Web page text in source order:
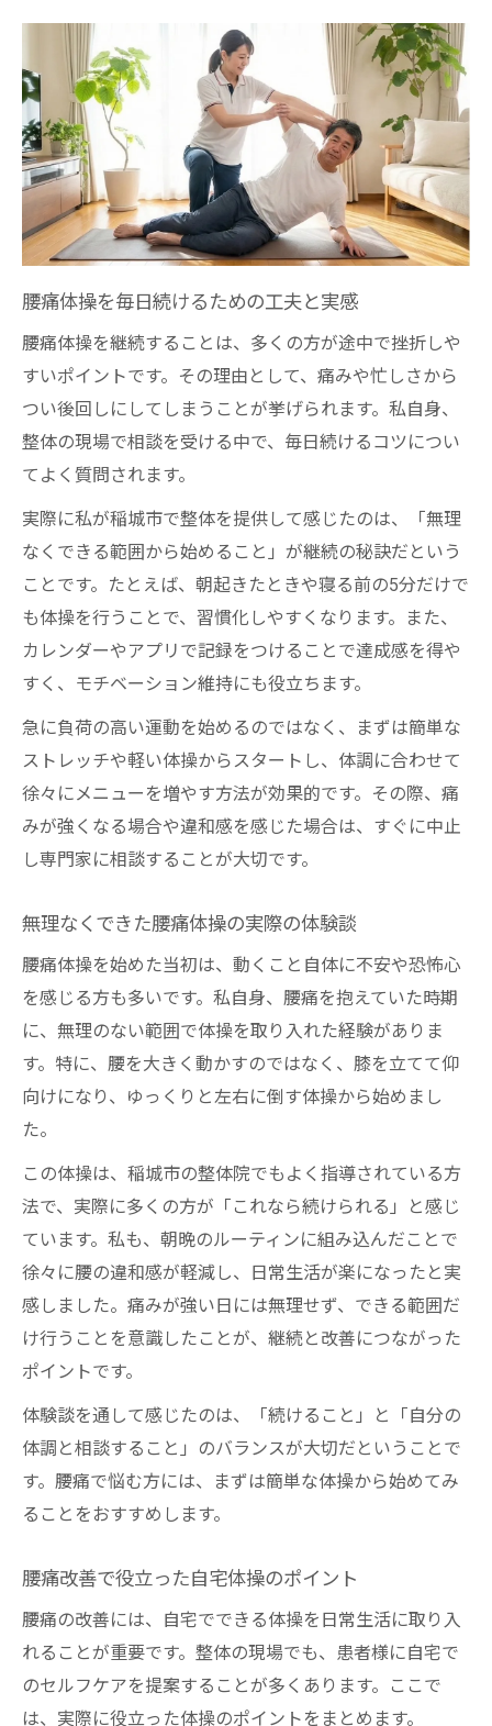
整体の現場で感じた腰痛体操の安全な進め
方
腰痛への配慮を忘れない体操選びの心構え
腰痛体操で避けたい動きと実体験による発
見
体験談から考える腰痛体操のリスク回避法
腰痛時に実践したストレッチの感想と変化
腰痛に優しいストレッチを試した体験談紹
介
実際に続けて分かった腰痛ストレッチの注
意
腰痛対策で試した自宅ストレッチのコツ
腰痛体操として役立ったストレッチの工夫
例
稲城市の現場で寄せられた腰痛の声と工夫例
整体現場で感じる腰痛体操の悩みとヒント
現場で寄せられた腰痛体操の工夫ポイント
痛み悪化を防ぐ体操選びのポイントを解説
腰痛を悪化させない体操選びの体験談から
整体目線で考える腰痛体操のリスク回避法
腰痛が心配なときの体操選びと私の実感
痛みを増やさない腰痛体操の注意点と体験
談
腰痛時の体操で気をつけたポイントの紹介
腰痛体操と整体的視点からみた安心のコツ
体験
整体的視点で考える腰痛体操の続け方のコ
ツ
整体を通して感じた腰痛体操の安心ポイン
腰痛体操を毎日続けるための工夫と実感
腰痛体操を継続することは、多くの方が途中で挫折しや
すいポイントです。その理由として、痛みや忙しさから
つい後回しにしてしまうことが挙げられます。私自身、
整体の現場で相談を受ける中で、毎日続けるコツについ
てよく質問されます。
実際に私が稲城市で整体を提供して感じたのは、「無理
なくできる範囲から始めること」が継続の秘訣だという
ことです。たとえば、朝起きたときや寝る前の5分だけで
も体操を行うことで、習慣化しやすくなります。また、
カレンダーやアプリで記録をつけることで達成感を得や
すく、モチベーション維持にも役立ちます。
急に負荷の高い運動を始めるのではなく、まずは簡単な
ストレッチや軽い体操からスタートし、体調に合わせて
徐々にメニューを増やす方法が効果的です。その際、痛
みが強くなる場合や違和感を感じた場合は、すぐに中止
し専門家に相談することが大切です。
無理なくできた腰痛体操の実際の体験談
腰痛体操を始めた当初は、動くこと自体に不安や恐怖心
を感じる方も多いです。私自身、腰痛を抱えていた時期
に、無理のない範囲で体操を取り入れた経験がありま
す。特に、腰を大きく動かすのではなく、膝を立てて仰
向けになり、ゆっくりと左右に倒す体操から始めまし
た。
この体操は、稲城市の整体院でもよく指導されている方
法で、実際に多くの方が「これなら続けられる」と感じ
ています。私も、朝晩のルーティンに組み込んだことで
徐々に腰の違和感が軽減し、日常生活が楽になったと実
感しました。痛みが強い日には無理せず、できる範囲だ
け行うことを意識したことが、継続と改善につながった
ポイントです。
体験談を通して感じたのは、「続けること」と「自分の
体調と相談すること」のバランスが大切だということで
す。腰痛で悩む方には、まずは簡単な体操から始めてみ
ることをおすすめします。
腰痛改善で役立った自宅体操のポイント
腰痛の改善には、自宅でできる体操を日常生活に取り入
れることが重要です。整体の現場でも、患者様に自宅で
のセルフケアを提案することが多くあります。ここで
は、実際に役立った体操のポイントをまとめます。